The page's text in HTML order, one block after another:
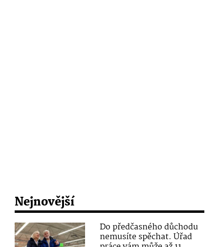
Nejnovější
Do předčasného důchodu
nemusíte spěchat. Úřad